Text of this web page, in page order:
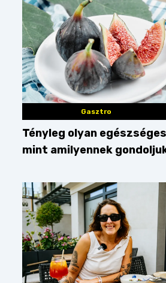
Gasztro
Tényleg olyan
mint amilyennek